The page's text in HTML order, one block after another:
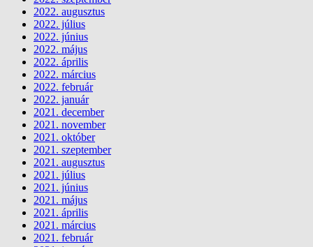
2022. augusztus
2022. július
2022. június
2022. május
2022. április
2022. március
2022. február
2022. január
2021. december
2021. november
2021. október
2021. szeptember
2021. augusztus
2021. július
2021. június
2021. május
2021. április
2021. március
2021. február